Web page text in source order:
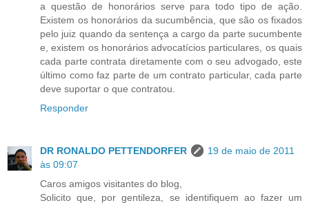
a questão de honorários serve para todo tipo de ação.
Existem os honorários da sucumbência, que são os fixados
pelo juiz quando da sentença a cargo da parte sucumbente
e, existem os honorários advocatícios particulares, os quais
cada parte contrata diretamente com o seu advogado, este
último como faz parte de um contrato particular, cada parte
deve suportar o que contratou.
Responder
DR RONALDO PETTENDORFER
19 de maio de 2011
às 09:07
Caros amigos visitantes do blog,
Solicito que, por gentileza, se identifiquem ao fazer um